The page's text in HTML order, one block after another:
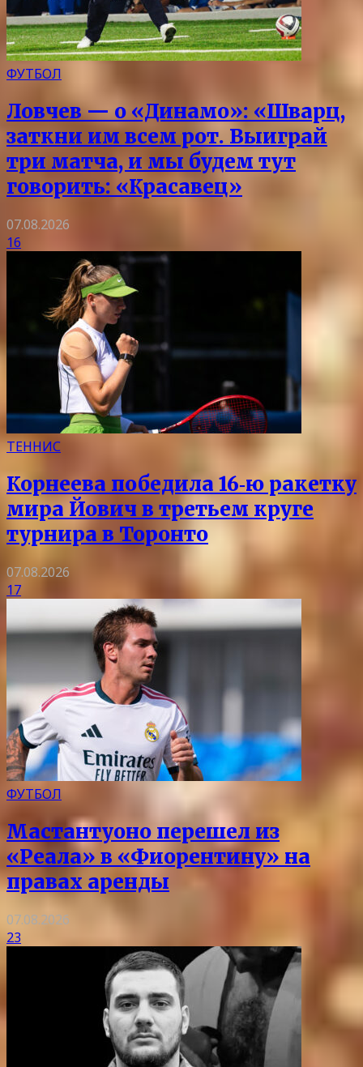
ФУТБОЛ
Ловчев — о «Динамо»: «Шварц,
заткни им всем рот. Выиграй
три матча, и мы будем тут
говорить: «Красавец»
07.08.2026
16
ТЕННИС
Корнеева победила 16‑ю ракетку
мира Йович в третьем круге
турнира в Торонто
07.08.2026
17
ФУТБОЛ
Мастантуоно перешел из
«Реала» в «Фиорентину» на
правах аренды
07.08.2026
23